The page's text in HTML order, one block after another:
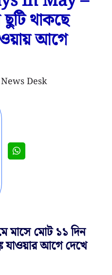
থাকছে
আগে
Desk
মোট ১১ দিন
যাওয়ার আগে দেখে